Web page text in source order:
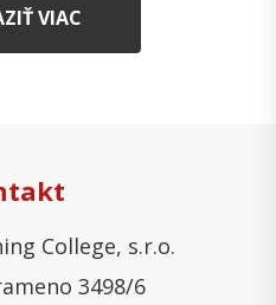
VIAC
College, s.r.o.
3498/6